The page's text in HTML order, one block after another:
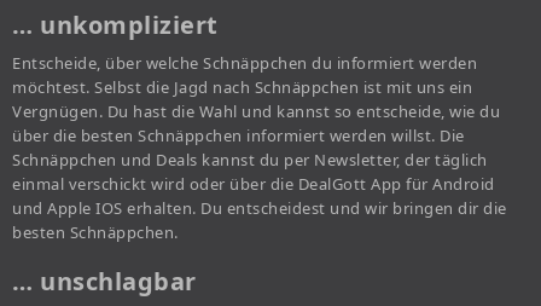
… unkompliziert
Entscheide, über welche Schnäppchen du informiert werden
möchtest. Selbst die Jagd nach Schnäppchen ist mit uns ein
Vergnügen. Du hast die Wahl und kannst so entscheide, wie du
über die besten Schnäppchen informiert werden willst. Die
Schnäppchen und Deals kannst du per Newsletter, der täglich
einmal verschickt wird oder über die DealGott App für Android
und Apple IOS erhalten. Du entscheidest und wir bringen dir die
besten Schnäppchen.
… unschlagbar